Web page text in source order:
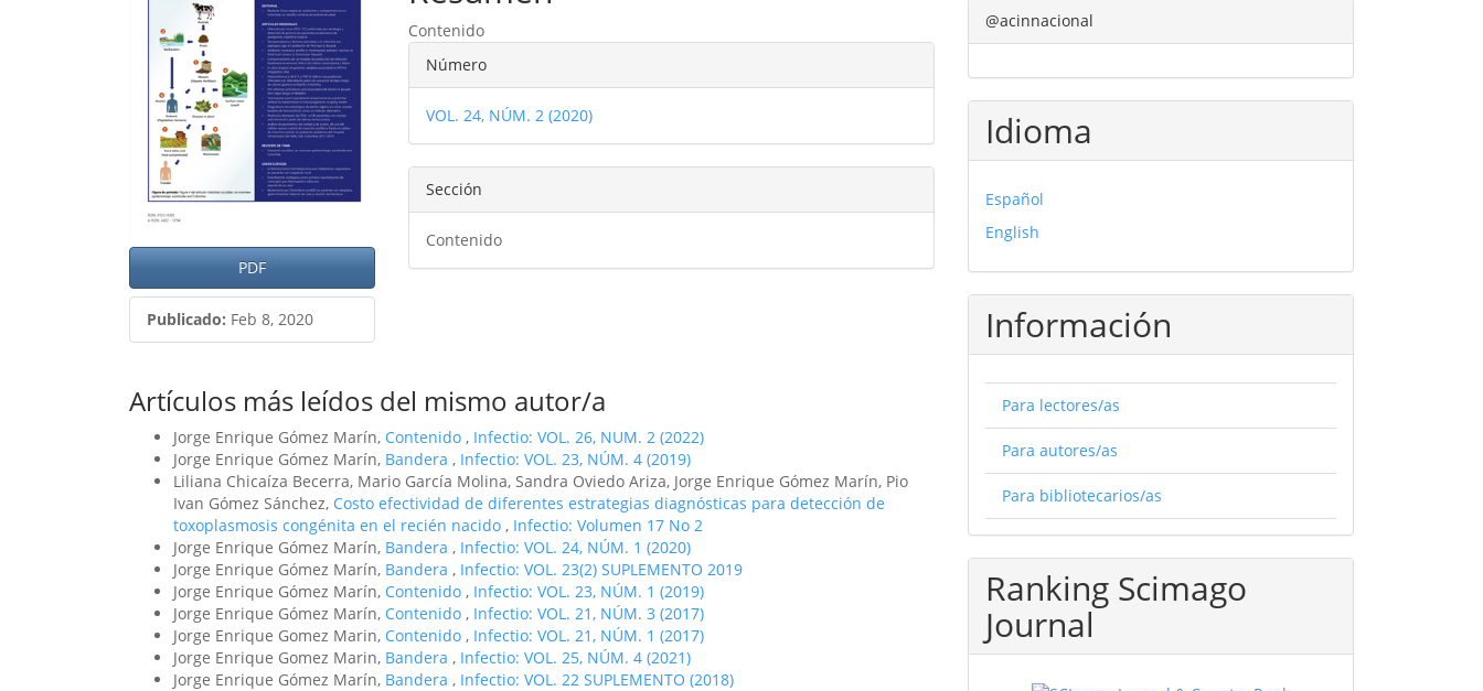
del
artículo
PDF
Publicado: Feb 8, 2020
del
artículo
Contenido
Detalles
del
artículo
Número
VOL. 24, NÚM. 2 (2020)
Sección
Contenido
Artículos más leídos del mismo autor/a
Jorge Enrique Gómez Marín, Contenido , Infectio: VOL. 26, NUM. 2 (2022)
Jorge Enrique Gómez Marín, Bandera , Infectio: VOL. 23, NÚM. 4 (2019)
Liliana Chicaíza Becerra, Mario García Molina, Sandra Oviedo Ariza, Jorge Enrique Gómez Marín, Pio
Ivan Gómez Sánchez, Costo efectividad de diferentes estrategias diagnósticas para detección de
toxoplasmosis congénita en el recién nacido , Infectio: Volumen 17 No 2
Jorge Enrique Gómez Marín, Bandera , Infectio: VOL. 24, NÚM. 1 (2020)
Jorge Enrique Gómez Marín, Bandera , Infectio: VOL. 23(2) SUPLEMENTO 2019
Jorge Enrique Gómez Marín, Contenido , Infectio: VOL. 23, NÚM. 1 (2019)
Jorge Enrique Gómez Marín, Contenido , Infectio: VOL. 21, NÚM. 3 (2017)
Jorge Enrique Gomez Marin, Contenido , Infectio: VOL. 21, NÚM. 1 (2017)
Jorge Enrique Gomez Marin, Bandera , Infectio: VOL. 25, NÚM. 4 (2021)
Jorge Enrique Gómez Marín, Bandera , Infectio: VOL. 22 SUPLEMENTO (2018)
@acinnacional
Idioma
Español
English
Información
Para lectores/as
Para autores/as
Para bibliotecarios/as
Ranking Scimago
Journal